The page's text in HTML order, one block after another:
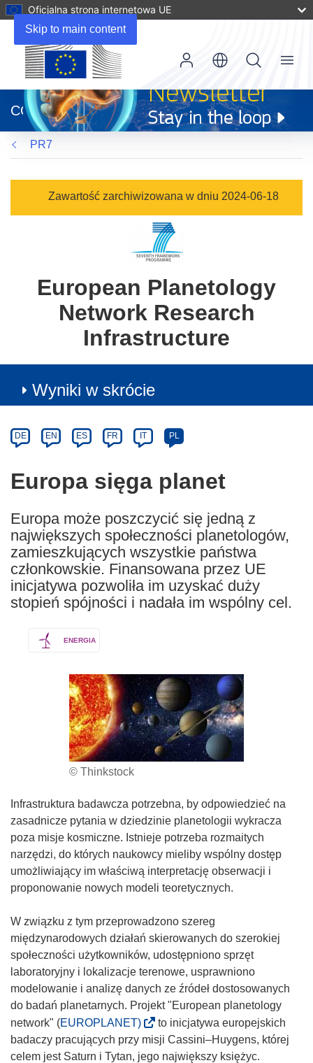
Skip to main content
Oficjalna strona internetowa UE
otworzy
się
w
nowym
oknie)
CORDIS
Menu
PR7
Zawartość zarchiwizowana w dniu 2024-06-18
European Planetology
Network Research
Infrastructure
Wyniki w skrócie
Category
Article
available
the
languages:
DE EN ES FR IT PL
Europa sięga planet
Europa może poszczycić się jedną z
największych społeczności planetologów,
zamieszkujących wszystkie państwa
członkowskie. Finansowana przez UE
inicjatywa pozwoliła im uzyskać duży
stopień spójności i nadała im wspólny cel.
ENERGIA
© Thinkstock
Infrastruktura badawcza potrzebna, by odpowiedzieć na
zasadnicze pytania w dziedzinie planetologii wykracza
poza misje kosmiczne. Istnieje potrzeba rozmaitych
narzędzi, do których naukowcy mieliby wspólny dostęp
umożliwiający im właściwą interpretację obserwacji i
proponowanie nowych modeli teoretycznych.
W związku z tym przeprowadzono szereg
międzynarodowych działań skierowanych do szerokiej
społeczności użytkowników, udostępniono sprzęt
laboratoryjny i lokalizacje terenowe, usprawniono
modelowanie i analizę danych ze źródeł dostosowanych
do badań planetarnych. Projekt "European planetology
network" (EUROPLANET)(
o
d
to inicjatywa europejskich
badaczy pracujących przy misji Cassini–Huygens, której
celem jest Saturn i Tytan, jego największy księżyc.